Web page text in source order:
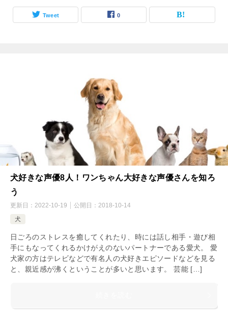
Tweet 0
犬好きな声優8人！ワンちゃん大好きな声優さんを知ろ
う
更新日： 2022-10-19 公開日： 2018-10-14
犬
日ごろのストレスを癒してくれたり、時には話し相手・遊び相
手にもなってくれるかけがえのないパートナーである愛犬。 愛
犬家の方はテレビなどで有名人の犬好きエピソードなどを見る
と、親近感が沸くということが多いと思います。 芸能 […]